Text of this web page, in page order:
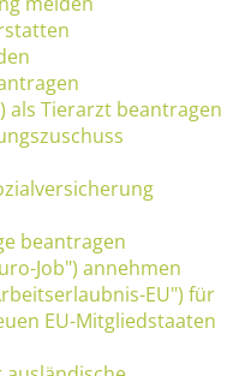
als Tierarzt beantragen
beantragen
Job") annehmen
EU") für
EU-Mitgliedstaaten